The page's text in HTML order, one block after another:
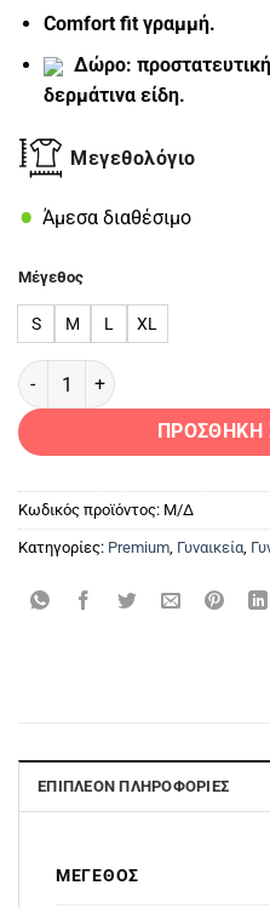
Comfort fit γραμμή.
Δώρο:
δερμάτινα είδη.
Μεγεθολόγιο
Άμεσα διαθέσιμο
Μέγεθος
S M L XL
PG-70 Black Γυναικείο
ΠΡΟΣΘΉΚΗ
Κωδικός προϊόντος: Μ/Δ
Κατηγορίες: Premium, Γυναικεία,
ΕΠΙΠΛΈΟΝ ΠΛΗΡΟΦΟΡΊΕΣ
ΜΈΓΕΘΟΣ